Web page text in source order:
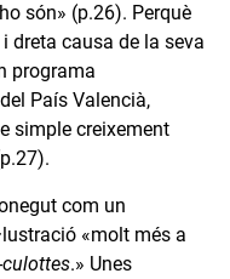
són» (p.26). Perquè
dreta causa de la seva
programa
País Valencià,
simple creixement
com un
«molt més a
.» Unes